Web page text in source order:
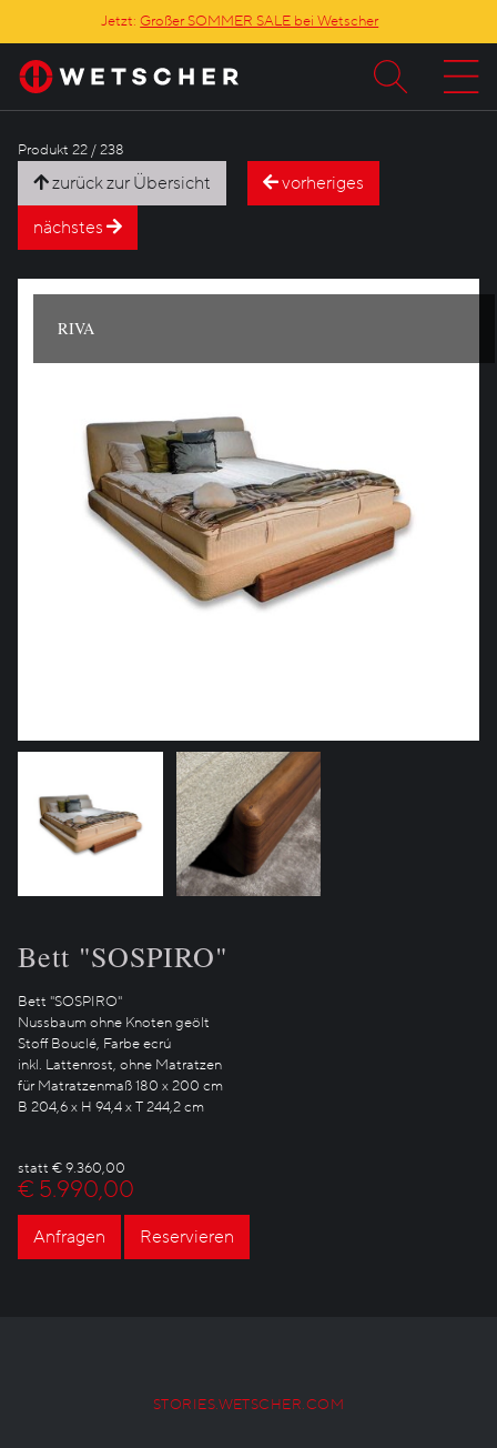
Jetzt:Großer SOMMER SALE bei Wetscher
Produkt 22 / 238
zurück zur Übersicht
vorheriges
nächstes
RIVA
Bett "SOSPIRO"
Bett "SOSPIRO"
Nussbaum ohne Knoten geölt
Stoff Bouclé, Farbe ecrú
inkl. Lattenrost, ohne Matratzen
für Matratzenmaß 180 x 200 cm
B 204,6 x H 94,4 x T 244,2 cm
statt € 9.360,00
€ 5.990,00
Anfragen Reservieren
STORIES.WETSCHER.COM